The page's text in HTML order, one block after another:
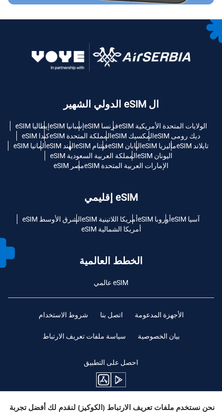
ال eSIM الدولي الشهير
الولايات المتحدة الأمريكية eSIM فرنسا eSIM إسبانيا eSIM
إيطاليا eSIM
ديك رومى eSIM
المكسيك eSIM المملكة المتحدة eSIM
كندا eSIM
تايلاند eSIM
ماليزيا eSIM اليابان eSIM فيتنام eSIM الهند eSIM
ألمانيا eSIM
اليونان eSIM
المملكة العربية السعودية eSIM
الإمارات العربية المتحدة eSIM
مصر eSIM
eSIM إقليمي
آسيا eSIM أوروبا eSIM أمريكا اللاتينية eSIM
الشرق الأوسط eSIM
أمريكا الشمالية eSIM
الخطط العالمية
eSIM عالمي
الأجهزة المدعومة اتصل بنا شروط الاستخدام
بيان الخصوصية سياسة ملفات تعريف الارتباط
احصل على التطبيق
ابقوا متابعين
نحن نستخدم ملفات تعريف الارتباط (الكوكيز) لنقدم لك أفضل تجربة